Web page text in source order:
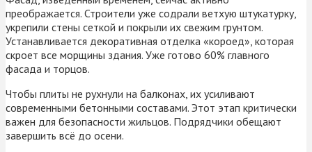
преображается. Строители уже содрали ветхую штукатурку,
укрепили стены сеткой и покрыли их свежим грунтом.
Устанавливается декоративная отделка «короед», которая
скроет все морщины здания. Уже готово 60% главного
фасада и торцов.
Чтобы плиты не рухнули на балконах, их усиливают
современными бетонными составами. Этот этап критически
важен для безопасности жильцов. Подрядчики обещают
завершить всё до осени.